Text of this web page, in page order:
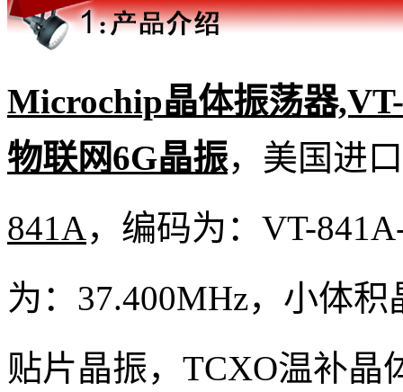
Microchip晶体振荡器
物联网6G晶振， 美国进
841A，编码为： VT-
为：37.400MHz，小体
贴片晶振， TCXO温补晶